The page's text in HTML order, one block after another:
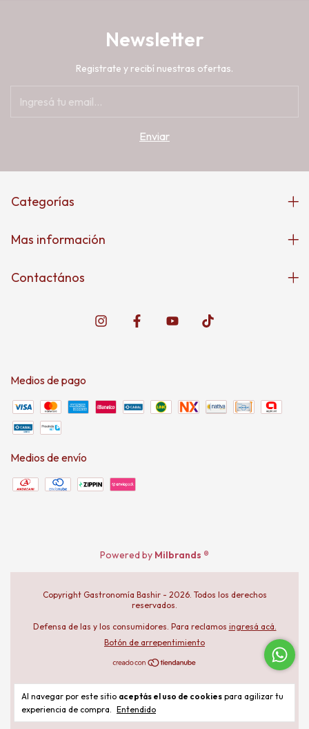
Al navegar por este sitio aceptás el uso de cookies para agilizar tu
experiencia de compra. Entendido
Newsletter
Registrate y recibí nuestras ofertas.
Categorías
Mas información
Contactános
Medios de pago
Medios de envío
Powered by Milbrands ®
Copyright Gastronomía Bashir - 2026. Todos los derechos
reservados.
Defensa de las y los consumidores. Para reclamos ingresá acá.
Botón de arrepentimiento